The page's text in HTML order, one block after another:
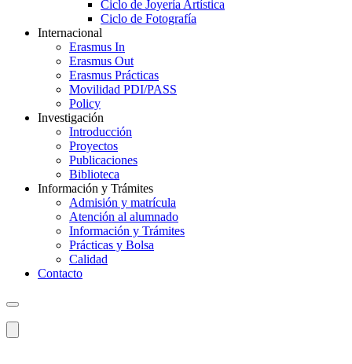
Ciclo de Joyería Artística
Ciclo de Fotografía
Internacional
Erasmus In
Erasmus Out
Erasmus Prácticas
Movilidad PDI/PASS
Policy
Investigación
Introducción
Proyectos
Publicaciones
Biblioteca
Información y Trámites
Admisión y matrícula
Atención al alumnado
Información y Trámites
Prácticas y Bolsa
Calidad
Contacto